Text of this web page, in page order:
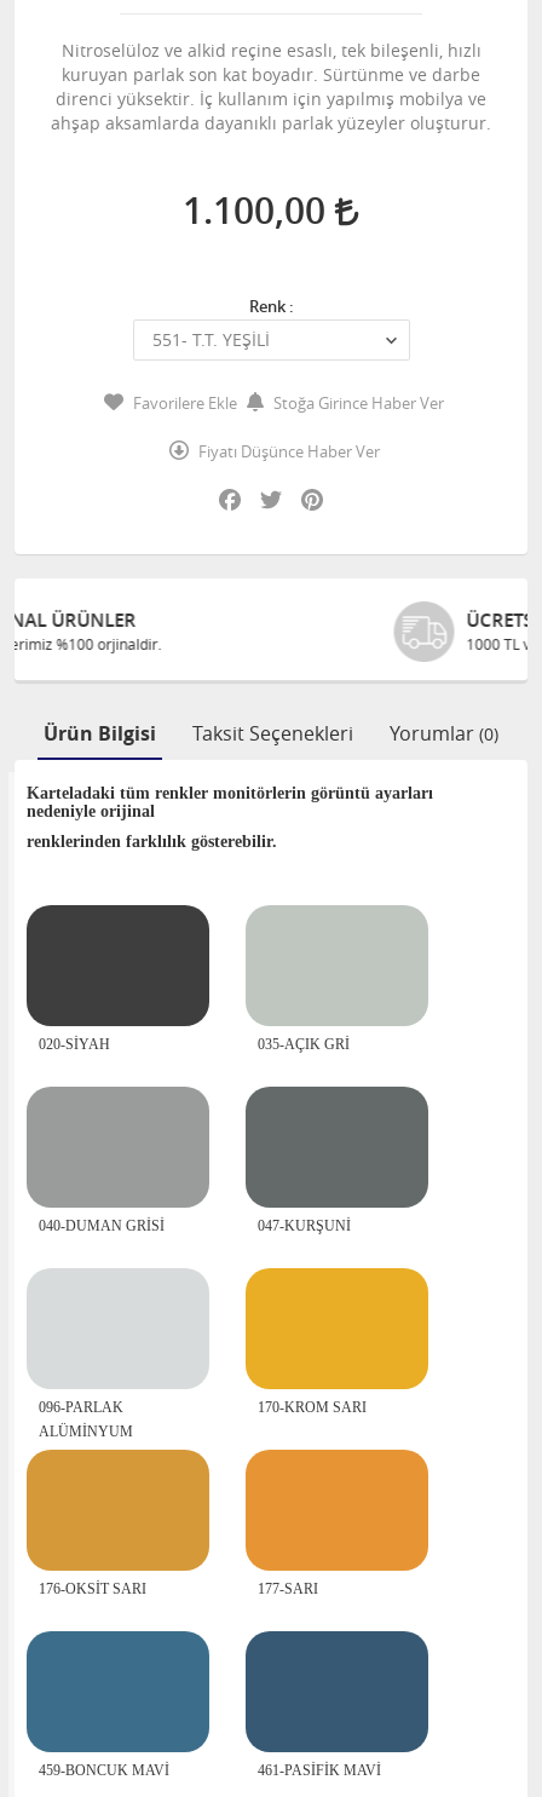
Nitroselüloz ve alkid reçine esaslı, tek bileşenli, hızlı
kuruyan parlak son kat boyadır. Sürtünme ve darbe
direnci yüksektir. İç kullanım için yapılmış mobilya ve
ahşap aksamlarda dayanıklı parlak yüzeyler oluşturur.
1.100,00
Renk :
Favorilere Ekle Stoğa Girince Haber Ver
Fiyatı Düşünce Haber Ver
Facebook
Twitter
1000 TL ve üzeri alışverişlerinizde
Ürün Bilgisi Taksit Seçenekleri Yorumlar (0)
Karteladaki tüm renkler monitörlerin görüntü ayarları
nedeniyle orijinal
renklerinden farklılık gösterebilir.
020-SİYAH 035-AÇIK GRİ
040-DUMAN GRİSİ 047-KURŞUNİ
096-PARLAK
ALÜMİNYUM
170-KROM SARI
176-OKSİT SARI 177-SARI
459-BONCUK MAVİ 461-PASİFİK MAVİ